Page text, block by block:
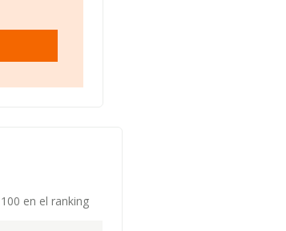
en el ranking